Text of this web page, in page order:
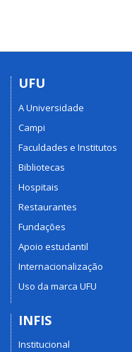
UFU
A Universidade
Campi
Faculdades e Institutos
Bibliotecas
Hospitais
Restaurantes
Fundações
Apoio estudantil
Internacionalização
Uso da marca UFU
INFIS
Institucional